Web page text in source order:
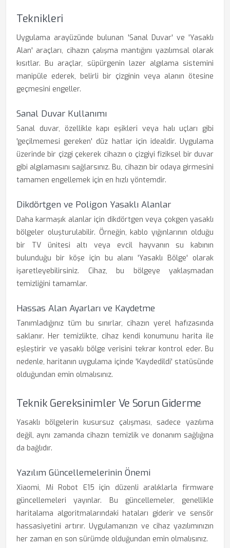
Teknikleri
Uygulama arayüzünde bulunan 'Sanal Duvar' ve 'Yasaklı
Alan' araçları, cihazın çalışma mantığını yazılımsal olarak
kısıtlar. Bu araçlar, süpürgenin lazer algılama sistemini
manipüle ederek, belirli bir çizginin veya alanın ötesine
geçmesini engeller.
Sanal Duvar Kullanımı
Sanal duvar, özellikle kapı eşikleri veya halı uçları gibi
'geçilmemesi gereken' düz hatlar için idealdir. Uygulama
üzerinde bir çizgi çekerek cihazın o çizgiyi fiziksel bir duvar
gibi algılamasını sağlarsınız. Bu, cihazın bir odaya girmesini
tamamen engellemek için en hızlı yöntemdir.
Dikdörtgen ve Poligon Yasaklı Alanlar
Daha karmaşık alanlar için dikdörtgen veya çokgen yasaklı
bölgeler oluşturulabilir. Örneğin, kablo yığınlarının olduğu
bir TV ünitesi altı veya evcil hayvanın su kabının
bulunduğu bir köşe için bu alanı 'Yasaklı Bölge' olarak
işaretleyebilirsiniz. Cihaz, bu bölgeye yaklaşmadan
temizliğini tamamlar.
Hassas Alan Ayarları ve Kaydetme
Tanımladığınız tüm bu sınırlar, cihazın yerel hafızasında
saklanır. Her temizlikte, cihaz kendi konumunu harita ile
eşleştirir ve yasaklı bölge verisini tekrar kontrol eder. Bu
nedenle, haritanın uygulama içinde 'Kaydedildi' statüsünde
olduğundan emin olmalısınız.
Teknik Gereksinimler Ve Sorun Giderme
Yasaklı bölgelerin kusursuz çalışması, sadece yazılıma
değil, aynı zamanda cihazın temizlik ve donanım sağlığına
da bağlıdır.
Yazılım Güncellemelerinin Önemi
Xiaomi, Mi Robot E15 için düzenli aralıklarla firmware
güncellemeleri yayınlar. Bu güncellemeler, genellikle
haritalama algoritmalarındaki hataları giderir ve sensör
hassasiyetini artırır. Uygulamanızın ve cihaz yazılımınızın
her zaman en son sürümde olduğundan emin olmalısınız.